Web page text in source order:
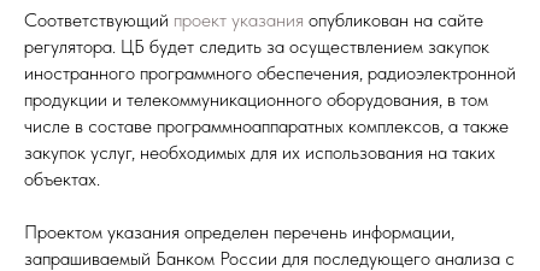
Соответствующий проект указания опубликован на сайте
регулятора. ЦБ будет следить за осуществлением закупок
иностранного программного обеспечения, радиоэлектронной
продукции и телекоммуникационного оборудования, в том
числе в составе программноаппаратных комплексов, а также
закупок услуг, необходимых для их использования на таких
объектах.
Проектом указания определен перечень информации,
запрашиваемый Банком России для последующего анализа с